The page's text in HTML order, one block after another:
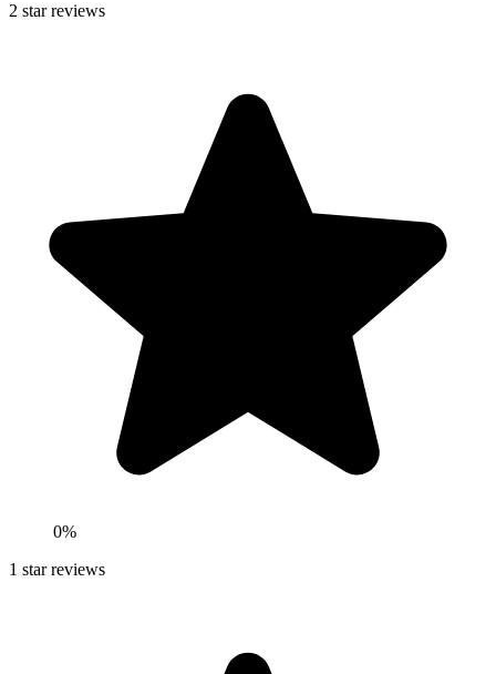
2 star reviews
0%
1 star reviews